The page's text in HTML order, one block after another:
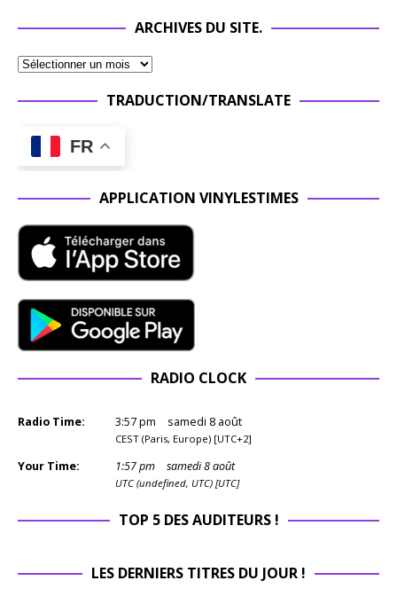
ARCHIVES DU SITE.
TRADUCTION/TRANSLATE
FR
APPLICATION VINYLESTIMES
RADIO CLOCK
Radio Time: 3:57pm samedi 8 août
CEST (Paris, Europe) [UTC+2]
Your Time: 1:57pm samedi 8 août
UTC (undefined, UTC) [UTC]
TOP 5 DES AUDITEURS !
LES DERNIERS TITRES DU JOUR !